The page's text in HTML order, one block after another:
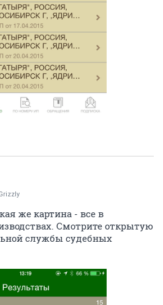
же картина - все в
Смотрите открытую
службы судебных